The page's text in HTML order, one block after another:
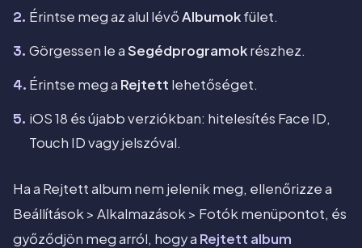
Érintse meg az alul lévőAlbumokfület.
Görgessen le aSegédprogramokrészhez.
Érintse meg a Rejtett lehetőséget.
iOS 18 és újabb verziókban: hitelesítés Face ID,
Touch ID vagy jelszóval.
Ha a Rejtett album nem jelenik meg, ellenőrizze a
Beállítások > Alkalmazások > Fotók menüpontot, és
győződjön meg arról, hogy a Rejtett album